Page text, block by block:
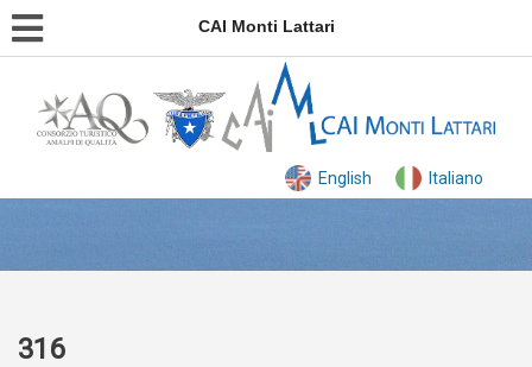
CAI Monti Lattari
English Italiano
316